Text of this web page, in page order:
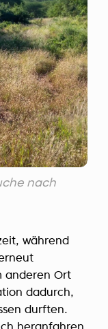
nach
während
anderen Ort
dadurch,
durften.